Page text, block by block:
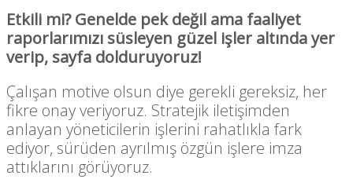
Etkili mi? Genelde pek değil ama faaliyet
raporlarımızı süsleyen güzel işler altında yer
verip, sayfa dolduruyoruz!
Çalışan motive olsun diye gerekli gereksiz, her
fikre onay veriyoruz. Stratejik iletişimden
anlayan yöneticilerin işlerini rahatlıkla fark
ediyor, sürüden ayrılmış özgün işlere imza
attıklarını görüyoruz.